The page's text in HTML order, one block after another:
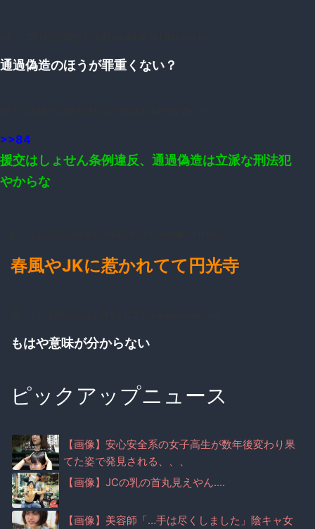
通過偽造のほうが罪重くない？
>>84
援交はしょせん条例違反、通過偽造は立派な刑法犯
やからな
春風やJKに惹かれてて円光寺
もはや意味が分からない
ピックアップニュース
【画像】安心安全系の女子高生が数年後変わり果
てた姿で発見される、、、
【画像】JCの乳の首丸見えやん....
【画像】美容師「…手は尽くしました」陰キャ女